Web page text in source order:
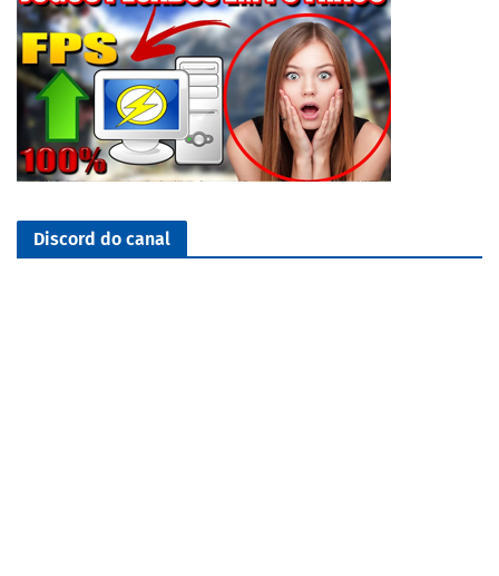
Discord do canal